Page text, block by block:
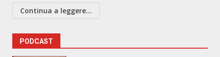
Continua a leggere...
PODCAST